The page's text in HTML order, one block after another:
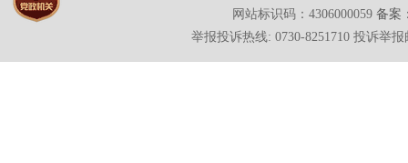
网站标识码：4306000059 备案
举报投诉热线: 0730-8251710 投诉举